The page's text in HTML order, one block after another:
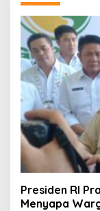
Presiden RI
Menyapa